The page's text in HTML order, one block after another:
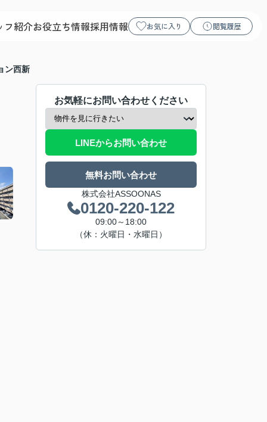
フ紹介お役立ち情報採用情報 お気に入り 閲覧履歴
ン西新
お気軽にお問い合わせください
LINEからお問い合わせ
無料お問い合わせ
株式会社ASSOONAS
0120-220-122
09:00～18:00
（休：火曜日・水曜日）